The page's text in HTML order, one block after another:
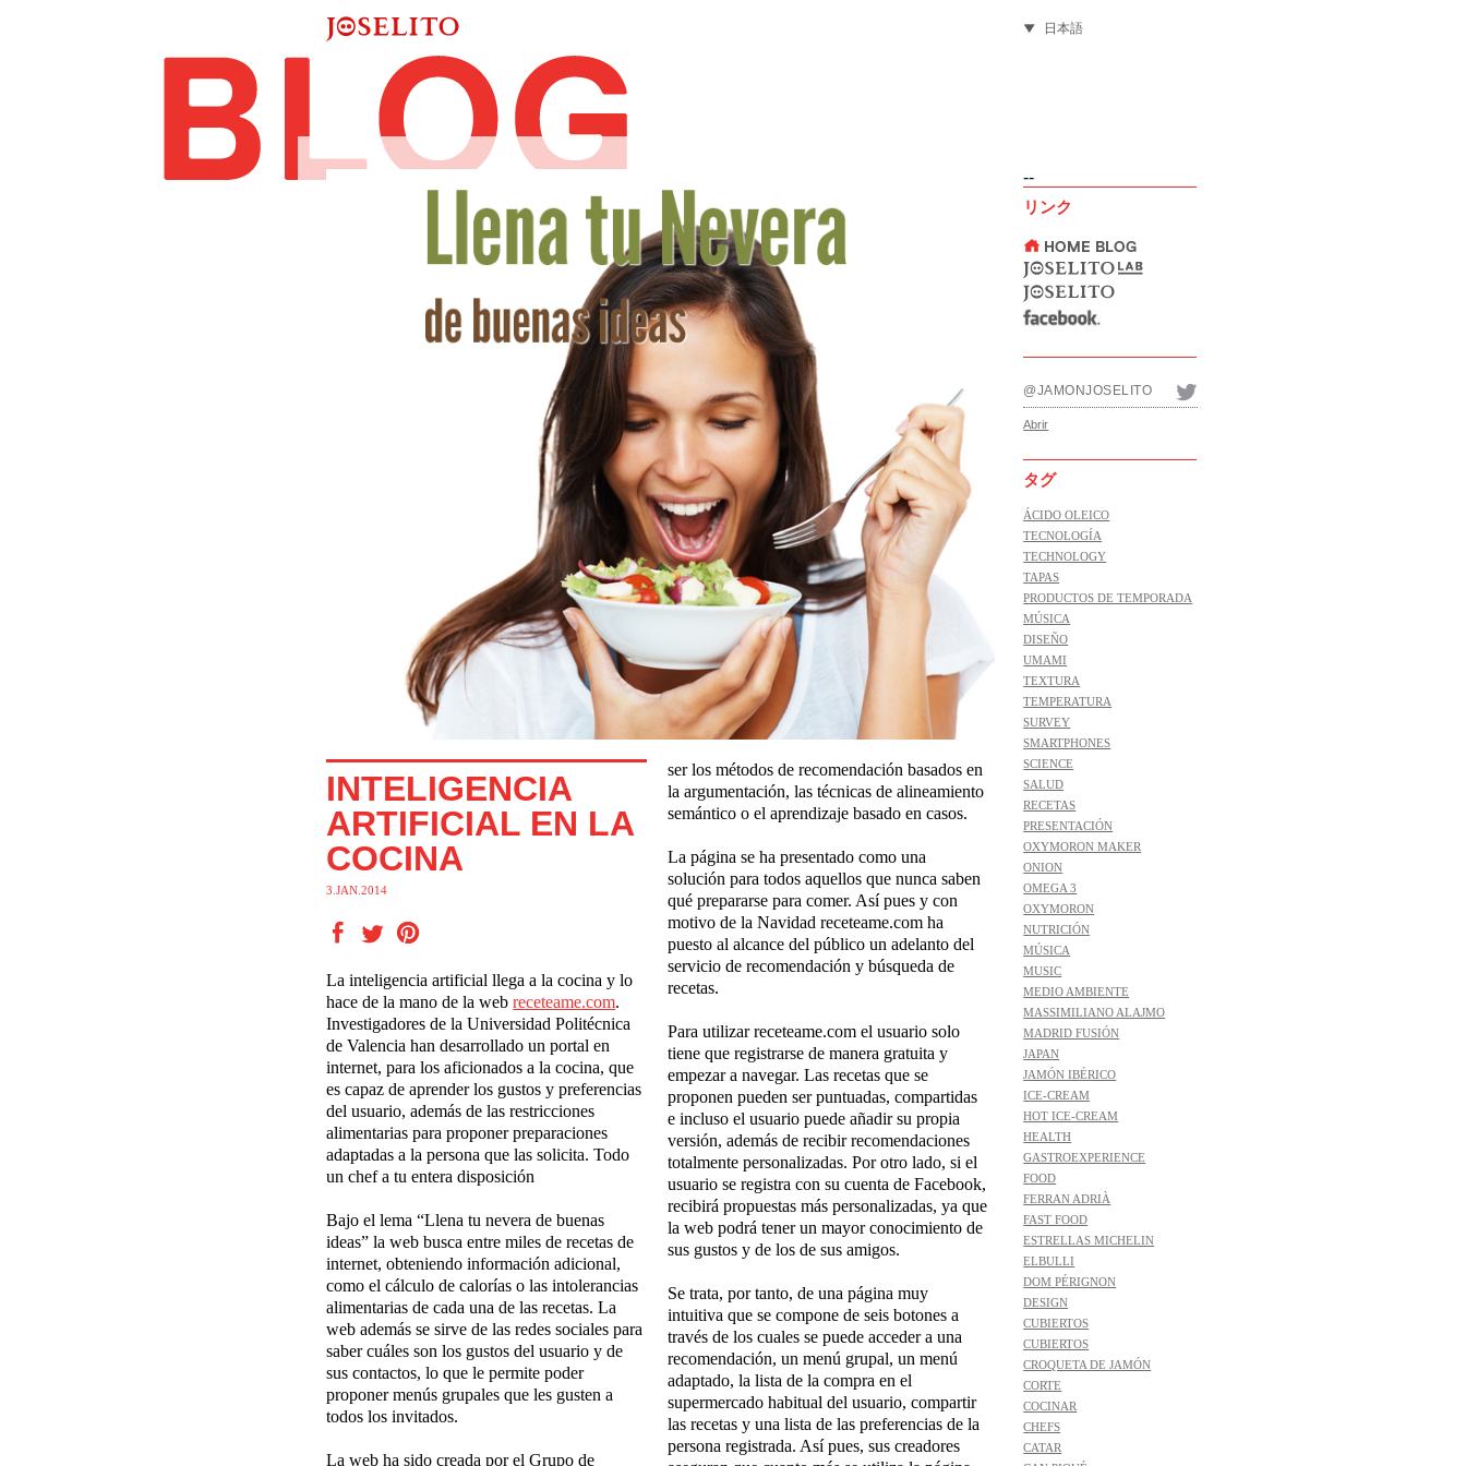
日本語
INTELIGENCIA
ARTIFICIAL EN LA
COCINA
3.JAN.2014
La inteligencia artificial llega a la cocina y lo
hace de la mano de la webreceteame.com.
Investigadores de la Universidad Politécnica
de Valencia han desarrollado un portal en
internet, para los aficionados a la cocina, que
es capaz de aprender los gustos y preferencias
del usuario, además de las restricciones
alimentarias para proponer preparaciones
adaptadas a la persona que las solicita. Todo
un chef a tu entera disposición
Bajo el lema “Llena tu nevera de buenas
ideas” la web busca entre miles de recetas de
internet, obteniendo información adicional,
como el cálculo de calorías o las intolerancias
alimentarias de cada una de las recetas. La
web además se sirve de las redes sociales para
saber cuáles son los gustos del usuario y de
sus contactos, lo que le permite poder
proponer menús grupales que les gusten a
todos los invitados.
La web ha sido creada porel Grupo de
ser los métodos de recomendación basados en
la argumentación, las técnicas de alineamiento
semántico o el aprendizaje basado en casos.
La página se ha presentado como una
solución para todos aquellos que nunca saben
qué prepararse para comer. Así pues y con
motivo de la Navidad receteame.com ha
puesto al alcance del público un adelanto del
servicio de recomendación y búsqueda de
recetas.
Para utilizar receteame.com el usuario solo
tiene que registrarse de manera gratuita y
empezar a navegar. Las recetas que se
proponen pueden ser puntuadas, compartidas
e incluso el usuario puede añadir su propia
versión, además de recibir recomendaciones
totalmente personalizadas. Por otro lado, si el
usuario se registra con su cuenta de Facebook,
recibirá propuestas más personalizadas, ya que
la web podrá tener un mayor conocimiento de
sus gustos y de los de sus amigos.
Se trata, por tanto, de una página muy
intuitiva que se compone de seis botones a
través de los cuales se puede acceder a una
recomendación, un menú grupal, un menú
adaptado, la lista de la compra en el
supermercado habitual del usuario, compartir
las recetas y una lista de las preferencias de la
persona registrada. Así pues, sus creadores
--
リンク
@JAMONJOSELITO
Abrir
タグ
ÁCIDO OLEICO
TECNOLOGÍA
TECHNOLOGY
TAPAS
PRODUCTOS DE TEMPORADA
MÚSICA
DISEÑO
UMAMI
TEXTURA
TEMPERATURA
SURVEY
SMARTPHONES
SCIENCE
SALUD
RECETAS
PRESENTACIÓN
OXYMORON MAKER
ONION
OMEGA 3
OXYMORON
NUTRICIÓN
MÚSICA
MUSIC
MEDIO AMBIENTE
MASSIMILIANO ALAJMO
MADRID FUSIÓN
JAPAN
JAMÓN IBÉRICO
ICE-CREAM
HOT ICE-CREAM
HEALTH
GASTROEXPERIENCE
FOOD
FERRAN ADRIÀ
FAST FOOD
ESTRELLAS MICHELIN
ELBULLI
DOM PÉRIGNON
DESIGN
CUBIERTOS
CUBIERTOS
CROQUETA DE JAMÓN
CORTE
COCINAR
CHEFS
CATAR